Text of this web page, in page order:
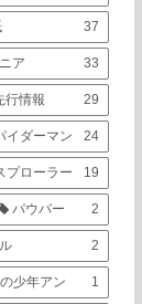
37
ア 33
行情報 29
イダーマン 24
プローラー 19
パウパー 2
2
少年アン 1